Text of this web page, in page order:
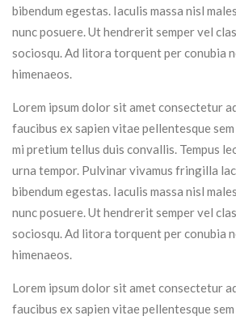
bibendum egestas. Iaculis massa nisl
nunc posuere. Ut hendrerit semper vel
sociosqu. Ad litora torquent per conubia
himenaeos.
Lorem ipsum dolor sit amet consectetur
faucibus ex sapien vitae pellentesque
mi pretium tellus duis convallis. Tempus
urna tempor. Pulvinar vivamus fringilla
bibendum egestas. Iaculis massa nisl
nunc posuere. Ut hendrerit semper vel
sociosqu. Ad litora torquent per conubia
himenaeos.
Lorem ipsum dolor sit amet consectetur
faucibus ex sapien vitae pellentesque